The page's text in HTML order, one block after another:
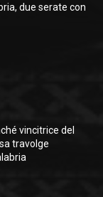
due serate con
vincitrice del
travolge